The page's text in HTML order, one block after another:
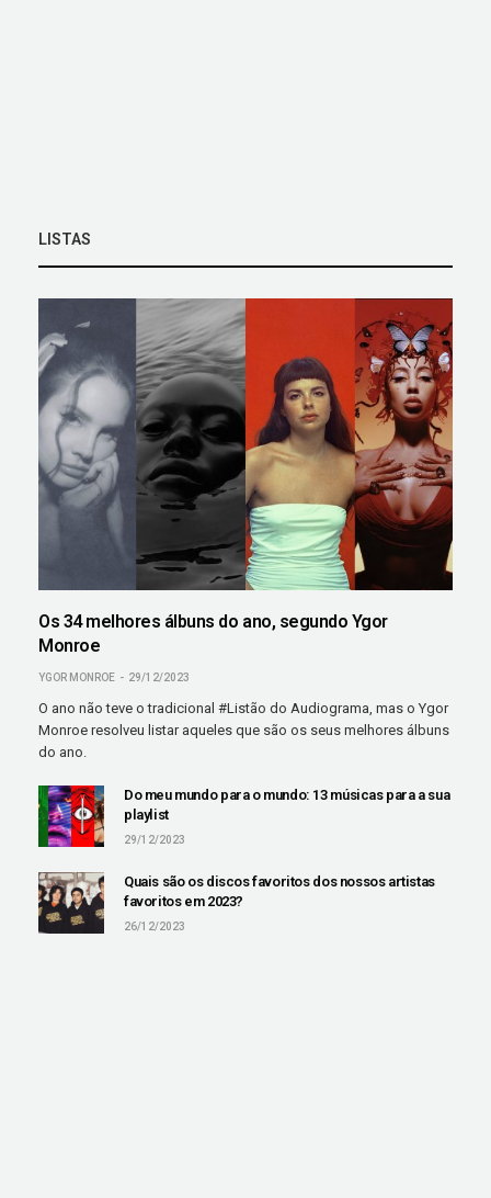
LISTAS
Os 34 melhores álbuns do ano, segundo Ygor
Monroe
YGOR MONROE 29/12/2023
O ano não teve o tradicional #Listão do Audiograma, mas o Ygor
Monroe resolveu listar aqueles que são os seus melhores álbuns
do ano.
Do meu mundo para o mundo: 13 músicas para a sua
playlist
29/12/2023
Quais são os discos favoritos dos nossos artistas
favoritos em 2023?
26/12/2023